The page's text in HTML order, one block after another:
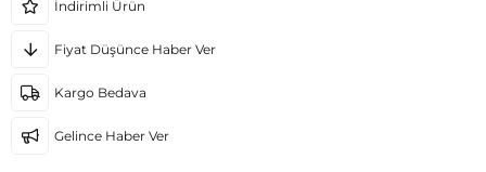
İndirimli Ürün
Fiyat Düşünce Haber Ver
Kargo Bedava
Gelince Haber Ver